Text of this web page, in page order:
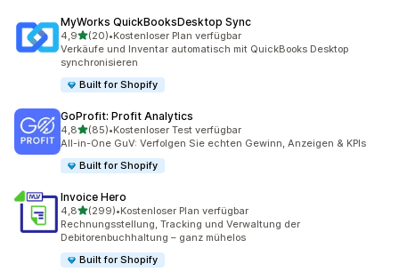
MyWorks QuickBooksDesktop Sync
4,9von 5 Sternen
(20)
20 Rezensionen insgesamt
•Kostenloser Plan verfügbar
Verkäufe und Inventar automatisch mit QuickBooks Desktop
synchronisieren
Built for Shopify
GoProfit: Profit Analytics
4,8von 5 Sternen
(85)
85 Rezensionen insgesamt
•Kostenloser Test verfügbar
All-in-One GuV: Verfolgen Sie echten Gewinn, Anzeigen & KPIs
Built for Shopify
Invoice Hero
4,8von 5 Sternen
(299)
299 Rezensionen insgesamt
•Kostenloser Plan verfügbar
Rechnungsstellung, Tracking und Verwaltung der
Debitorenbuchhaltung – ganz mühelos
Built for Shopify